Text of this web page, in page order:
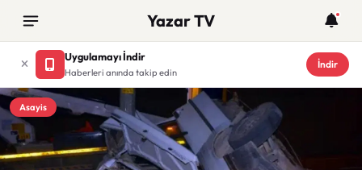
Yazar TV
Uygulamayı İndir
Haberleri anında takip edin
İndir
Asayis